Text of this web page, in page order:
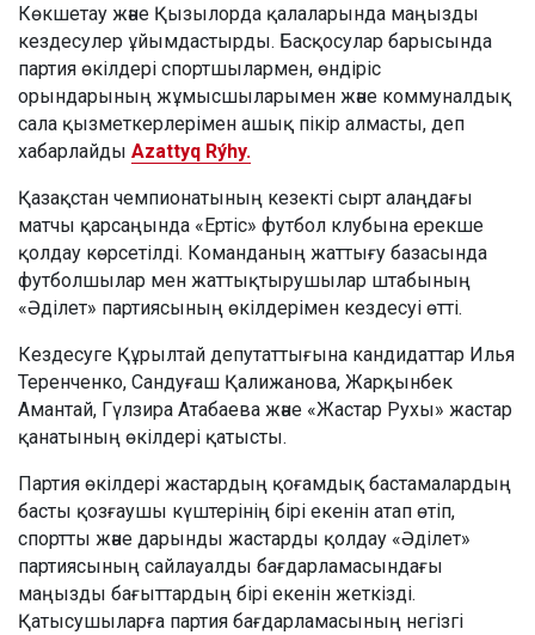
Көкшетау және Қызылорда қалаларында маңызды
кездесулер ұйымдастырды. Басқосулар барысында
партия өкілдері спортшылармен, өндіріс
орындарының жұмысшыларымен және коммуналдық
сала қызметкерлерімен ашық пікір алмасты, деп
хабарлайды Azattyq Rýhy.
Қазақстан чемпионатының кезекті сырт алаңдағы
матчы қарсаңында «Ертіс» футбол клубына ерекше
қолдау көрсетілді. Команданың жаттығу базасында
футболшылар мен жаттықтырушылар штабының
«Әділет» партиясының өкілдерімен кездесуі өтті.
Кездесуге Құрылтай депутаттығына кандидаттар Илья
Теренченко, Сандуғаш Қалижанова, Жарқынбек
Амантай, Гүлзира Атабаева және «Жастар Рухы» жастар
қанатының өкілдері қатысты.
Партия өкілдері жастардың қоғамдық бастамалардың
басты қозғаушы күштерінің бірі екенін атап өтіп,
спортты және дарынды жастарды қолдау «Әділет»
партиясының сайлауалды бағдарламасындағы
маңызды бағыттардың бірі екенін жеткізді.
Қатысушыларға партия бағдарламасының негізгі